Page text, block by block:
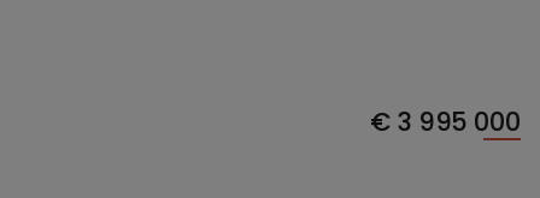
€3 995 000